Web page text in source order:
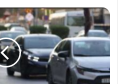
#العراق..
إنشاء
حساب
لإيداع
"أموال
الفاسدين"